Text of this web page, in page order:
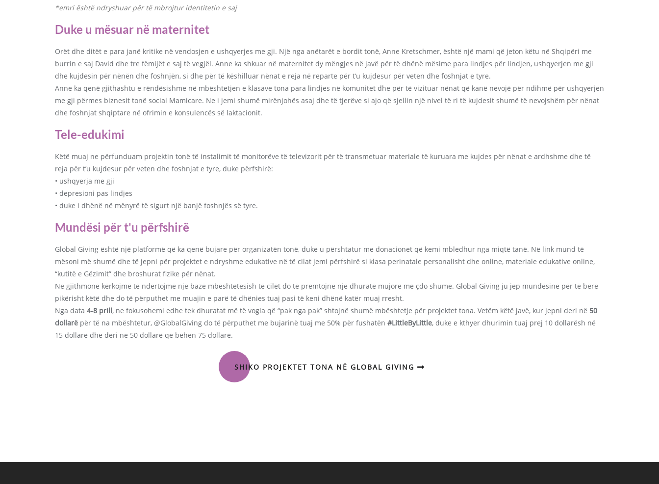
*emri është ndryshuar për të mbrojtur identitetin e saj
Duke u mësuar në maternitet
Orët dhe ditët e para janë kritike në vendosjen e ushqyerjes me gji. Një nga anëtarët e bordit tonë, Anne Kretschmer, është një mami që jeton këtu në Shqipëri me
burrin e saj David dhe tre fëmijët e saj të vegjël. Anne ka shkuar në maternitet dy mëngjes në javë për të dhënë mësime para lindjes për lindjen, ushqyerjen me gji
dhe kujdesin për nënën dhe foshnjën, si dhe për të këshilluar nënat e reja në reparte për t’u kujdesur për veten dhe foshnjat e tyre.
Anne ka qenë gjithashtu e rëndësishme në mbështetjen e klasave tona para lindjes në komunitet dhe për të vizituar nënat që kanë nevojë për ndihmë për ushqyerjen
me gji përmes biznesit tonë social Mamicare. Ne i jemi shumë mirënjohës asaj dhe të tjerëve si ajo që sjellin një nivel të ri të kujdesit shumë të nevojshëm për nënat
dhe foshnjat shqiptare në ofrimin e konsulencës së laktacionit.
Tele-edukimi
Këtë muaj ne përfunduam projektin tonë të instalimit të monitorëve të televizorit për të transmetuar materiale të kuruara me kujdes për nënat e ardhshme dhe të
reja për t’u kujdesur për veten dhe foshnjat e tyre, duke përfshirë:
• ushqyerja me gji
• depresioni pas lindjes
• duke i dhënë në mënyrë të sigurt një banjë foshnjës së tyre.
Mundësi për t'u përfshirë
Global Giving është një platformë që ka qenë bujare për organizatën tonë, duke u përshtatur me donacionet që kemi mbledhur nga miqtë tanë. Në link mund të
mësoni më shumë dhe të jepni për projektet e ndryshme edukative në të cilat jemi përfshirë si klasa perinatale personalisht dhe online, materiale edukative online,
“kutitë e Gëzimit” dhe broshurat fizike për nënat.
Ne gjithmonë kërkojmë të ndërtojmë një bazë mbështetësish të cilët do të premtojnë një dhuratë mujore me çdo shumë. Global Giving ju jep mundësinë për të bërë
pikërisht këtë dhe do të përputhet me muajin e parë të dhënies tuaj pasi të keni dhënë katër muaj rresht.
Nga data 4-8 prill, ne fokusohemi edhe tek dhuratat më të vogla që “pak nga pak” shtojnë shumë mbështetje për projektet tona. Vetëm këtë javë, kur jepni deri në 50
dollarë për të na mbështetur, @GlobalGiving do të përputhet me bujarinë tuaj me 50% për fushatën #LittleByLittle, duke e kthyer dhurimin tuaj prej 10 dollarësh në
15 dollarë dhe deri në 50 dollarë që bëhen 75 dollarë.
SHIKO PROJEKTET TONA NË GLOBAL GIVING